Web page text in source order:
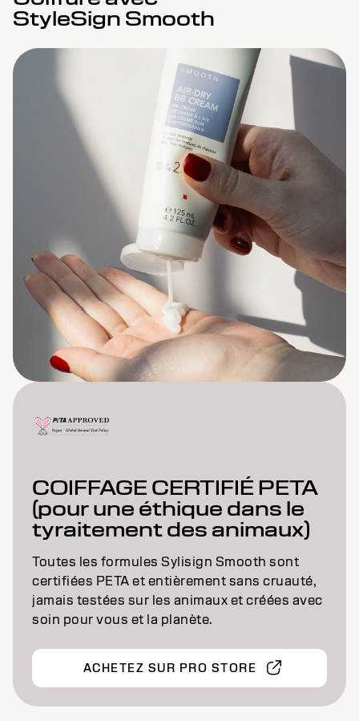
StyleSign Smooth
COIFFAGE CERTIFIÉ PETA
(pour une éthique dans le
tyraitement des animaux)
Toutes les formules Sylisign Smooth sont
certifiées PETA et entièrement sans cruauté,
jamais testées sur les animaux et créées avec
soin pour vous et la planète.
ACHETEZ SUR PRO STORE